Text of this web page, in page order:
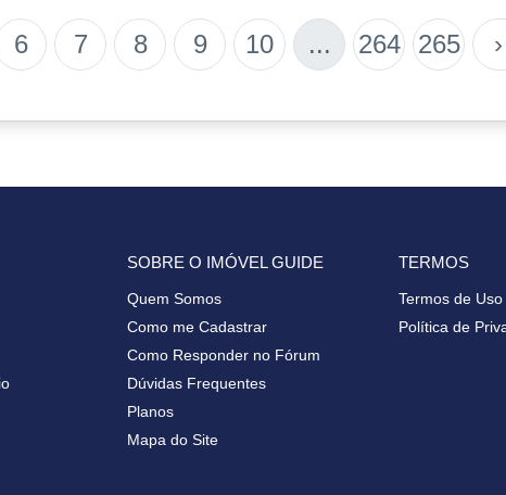
6 7 8 9 10 ... 264 265 ›
SOBRE O IMÓVEL GUIDE
Quem Somos
Como me Cadastrar
Como Responder no Fórum
Dúvidas Frequentes
Planos
Mapa do Site
TERMOS
Termos de Uso
Política de